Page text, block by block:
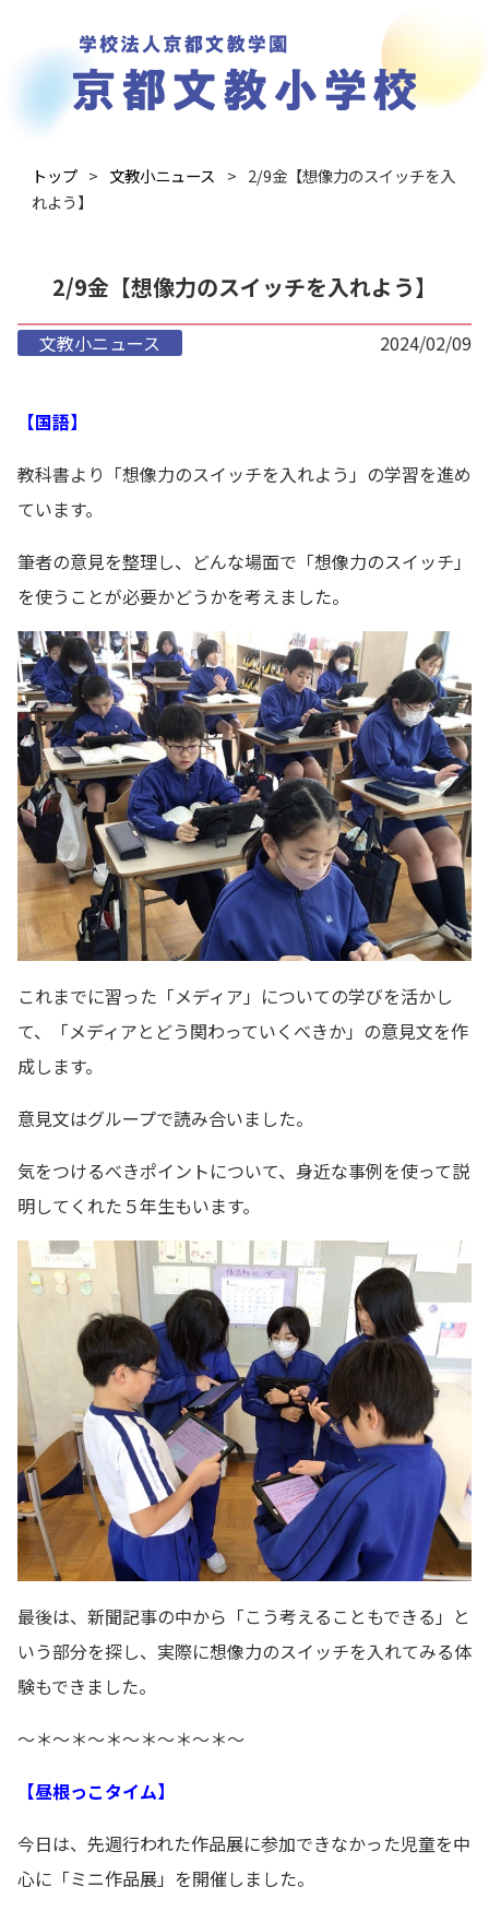
トップ 文教小ニュース
2/9金【想像力のスイッチを入
れよう】
2/9金【想像力のスイッチを入れよう】
文教小ニュース 2024/02/09
【国語】
教科書より「想像力のスイッチを入れよう」の学習を進め
ています。
筆者の意見を整理し、どんな場面で「想像力のスイッチ」
を使うことが必要かどうかを考えました。
これまでに習った「メディア」についての学びを活かし
て、「メディアとどう関わっていくべきか」の意見文を作
成します。
意見文はグループで読み合いました。
気をつけるべきポイントについて、身近な事例を使って説
明してくれた５年生もいます。
最後は、新聞記事の中から「こう考えることもできる」と
いう部分を探し、実際に想像力のスイッチを入れてみる体
験もできました。
～＊～＊～＊～＊～＊～＊～
【昼根っこタイム】
今日は、先週行われた作品展に参加できなかった児童を中
心に「ミニ作品展」を開催しました。